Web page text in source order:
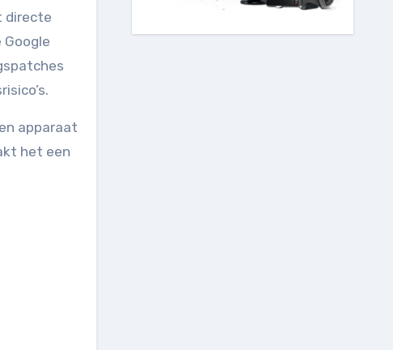
directe
apparaat
het een